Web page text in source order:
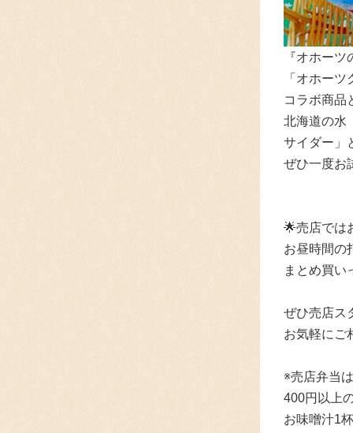
『オホー
「オホー
コラボ商品
北海道の水
サイダー」
ぜひ一度お
🌟売店では
お昼時間の
まとめ買
ぜひ売店ス
お気軽にご
※売店弁当
400円以上
お味噌汁1